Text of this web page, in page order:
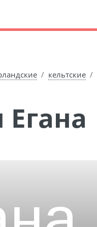
кельтские